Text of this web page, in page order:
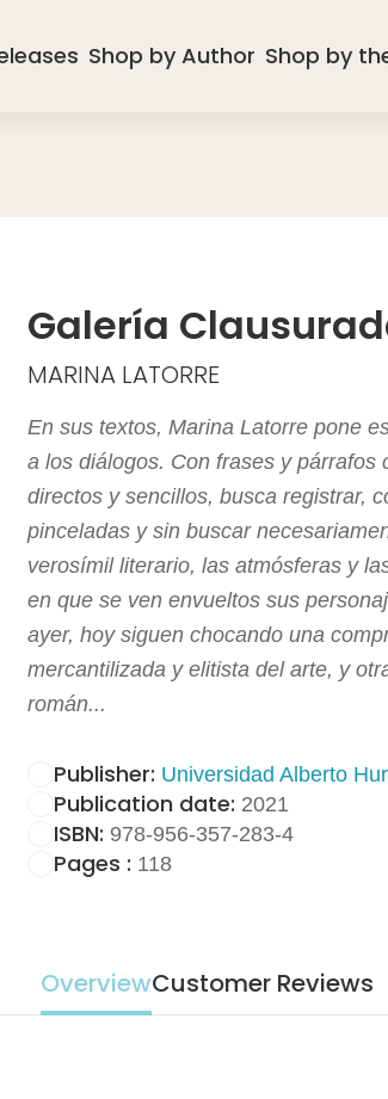
Shop by Author Shop by
Galería
MARINA LATORRE
En sus textos, Marina Latorre pone
a los diálogos. Con frases y párrafos
directos y sencillos, busca registrar,
pinceladas y sin buscar
verosímil literario, las atmósferas y
en que se ven envueltos sus
ayer, hoy siguen chocando una
mercantilizada y elitista del arte, y
román...
Publisher: Universidad Alberto
Publication date: 2021
ISBN: 978-956-357-283-4
Pages : 118
OverviewCustomer Reviews